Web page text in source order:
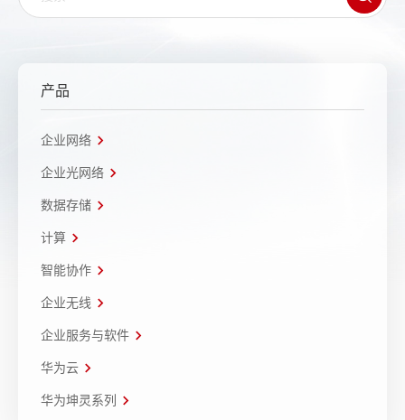
产品
企业网络
企业光网络
数据存储
计算
智能协作
企业无线
企业服务与软件
华为云
华为坤灵系列